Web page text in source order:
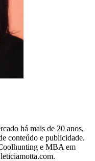
há mais de 20 anos,
conteúdo e publicidade.
e MBA em